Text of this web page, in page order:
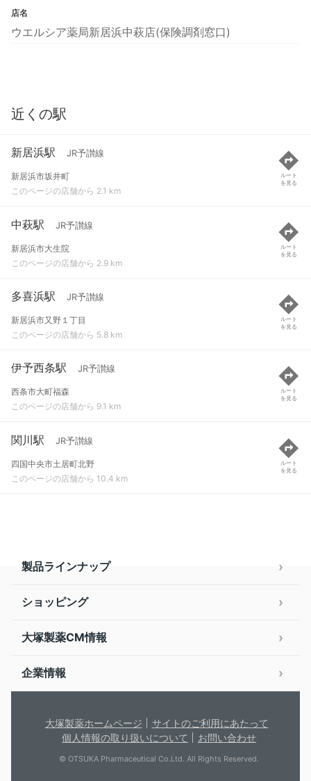
店名
ウエルシア薬局新居浜中萩店(保険調剤窓口)
近くの駅
新居浜駅 JR予讃線
新居浜市坂井町
このページの店舗から 2.1 km
ルート
を見る
中萩駅 JR予讃線
新居浜市大生院
このページの店舗から 2.9 km
ルート
を見る
多喜浜駅 JR予讃線
新居浜市又野１丁目
このページの店舗から 5.8 km
ルート
を見る
伊予西条駅 JR予讃線
西条市大町福森
このページの店舗から 9.1 km
ルート
を見る
関川駅 JR予讃線
四国中央市土居町北野
このページの店舗から 10.4 km
ルート
を見る
製品ラインナップ
ショッピング
大塚製薬CM情報
企業情報
大塚製薬ホームページ
サイトのご利用にあたって
個人情報の取り扱いについて
お問い合わせ
© OTSUKA Pharmaceutical Co.Ltd. All Rights Reserved.